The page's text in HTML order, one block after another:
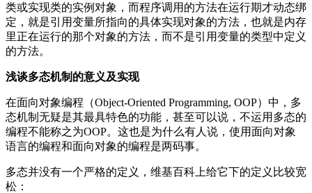
类或实现类的实例对象，而程序调用的方法在运行期才动态绑
定，就是引用变量所指向的具体实现对象的方法，也就是内存
里正在运行的那个对象的方法，而不是引用变量的类型中定义
的方法。
浅谈多态机制的意义及实现
在面向对象编程（Object-Oriented Programming, OOP）中，多
态机制无疑是其最具特色的功能，甚至可以说，不运用多态的
编程不能称之为OOP。这也是为什么有人说，使用面向对象
语言的编程和面向对象的编程是两码事。
多态并没有一个严格的定义，维基百科上给它下的定义比较宽
松：